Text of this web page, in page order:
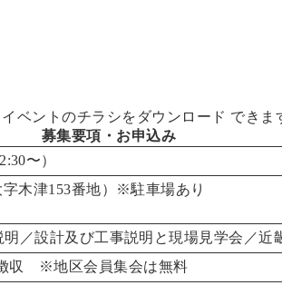
イベントのチラシをダウンロード できま
募集要項・お申込み
〜）
木津153番地）※駐車場あり
／設計及び工事説明と現場見学会／近
収 ※地区会員集会は無料